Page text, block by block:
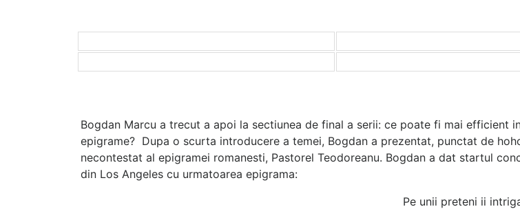
Bogdan Marcu a trecut a apoi la sectiunea de final a serii: ce poate fi mai
epigrame? Dupa o scurta introducere a temei, Bogdan a prezentat, punctat de
necontestat al epigramei romanesti, Pastorel Teodoreanu. Bogdan a dat startul
din Los Angeles cu urmatoarea epigrama:
Pe unii preteni ii